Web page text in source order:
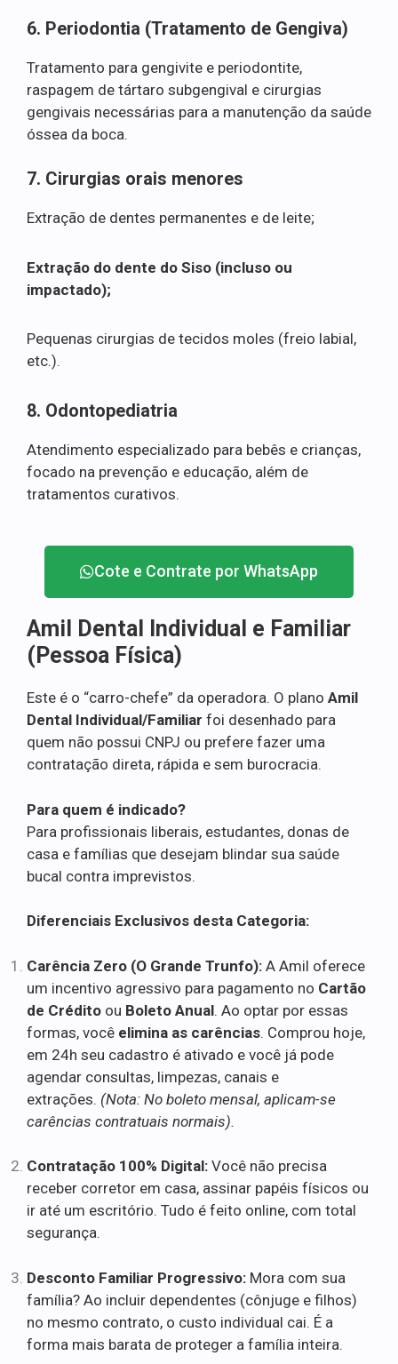
6. Periodontia (Tratamento de Gengiva)
Tratamento para gengivite e periodontite,
raspagem de tártaro subgengival e cirurgias
gengivais necessárias para a manutenção da saúde
óssea da boca.
7. Cirurgias orais menores
Extração de dentes permanentes e de leite;
Extração do dente do Siso (incluso ou
impactado);
Pequenas cirurgias de tecidos moles (freio labial,
etc.).
8. Odontopediatria
Atendimento especializado para bebês e crianças,
focado na prevenção e educação, além de
tratamentos curativos.
Cote e Contrate por WhatsApp
Amil Dental Individual e Familiar
(Pessoa Física)
Este é o “carro-chefe” da operadora. O plano Amil
Dental Individual/Familiar foi desenhado para
quem não possui CNPJ ou prefere fazer uma
contratação direta, rápida e sem burocracia.
Para quem é indicado?
Para profissionais liberais, estudantes, donas de
casa e famílias que desejam blindar sua saúde
bucal contra imprevistos.
Diferenciais Exclusivos desta Categoria:
Carência Zero (O Grande Trunfo): A Amil oferece
um incentivo agressivo para pagamento no Cartão
de Crédito ou Boleto Anual. Ao optar por essas
formas, você elimina as carências. Comprou hoje,
em 24h seu cadastro é ativado e você já pode
agendar consultas, limpezas, canais e
extrações. (Nota: No boleto mensal, aplicam-se
carências contratuais normais).
Contratação 100% Digital: Você não precisa
receber corretor em casa, assinar papéis físicos ou
ir até um escritório. Tudo é feito online, com total
segurança.
Desconto Familiar Progressivo: Mora com sua
família? Ao incluir dependentes (cônjuge e filhos)
no mesmo contrato, o custo individual cai. É a
forma mais barata de proteger a família inteira.